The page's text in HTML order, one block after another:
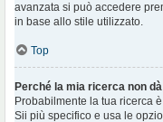
avanzata si può accedere
in base allo stile utilizzato.
Top
Perché la mia ricerca non
Probabilmente la tua ricerca
Sii più specifico e usa le